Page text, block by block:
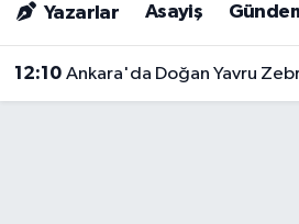
Yazarlar Asayiş
12:10 Ankara'da Doğan Yavru Zebranın İsmi Herkesi
Bilim & Teknoloji
Dünya
Malatya Hava Durumu
Malatya Namaz Vakitleri